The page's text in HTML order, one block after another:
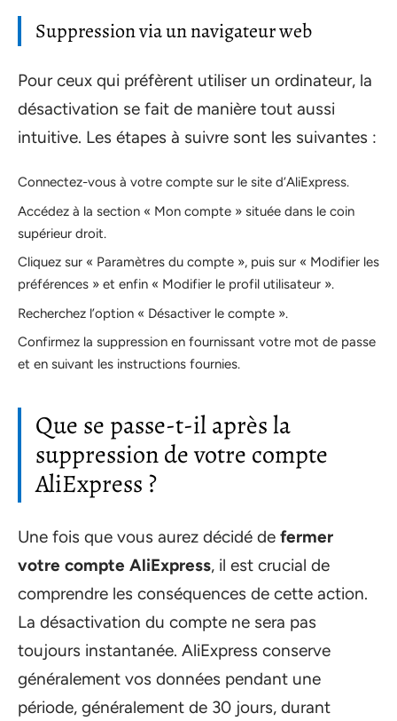
Suppression via un navigateur web
Pour ceux qui préfèrent utiliser un ordinateur, la
désactivation se fait de manière tout aussi
intuitive. Les étapes à suivre sont les suivantes :
Connectez-vous à votre compte sur le site d’AliExpress.
Accédez à la section « Mon compte » située dans le coin
supérieur droit.
Cliquez sur « Paramètres du compte », puis sur « Modifier les
préférences » et enfin « Modifier le profil utilisateur ».
Recherchez l’option « Désactiver le compte ».
Confirmez la suppression en fournissant votre mot de passe
et en suivant les instructions fournies.
Que se passe-t-il après la
suppression de votre compte
AliExpress ?
Une fois que vous aurez décidé de fermer
votre compte AliExpress, il est crucial de
comprendre les conséquences de cette action.
La désactivation du compte ne sera pas
toujours instantanée. AliExpress conserve
généralement vos données pendant une
période, généralement de 30 jours, durant